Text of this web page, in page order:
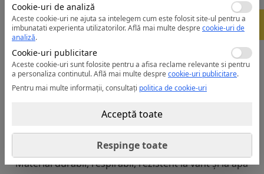
• Manșete cu prindere tip arici pentru o fixare sigură
• Protecție pentru bărbie cu clapetă interioară
împotriva vântului pentru confort suplimentar
• Acces pentru imprimare și personalizare corporate
• 3 buzunare pentru depozitare generoasă
• Buzunare cu fermoar
• Certificare CE
fără PFAS – apa se scurge de pe suprafața materialului
• Impermeabilă, cu cusături lipite ce previn
• Material durabil, respirabil, rezistent la vânt și la apă
Cookie-uri de analiză
Aceste cookie-uri ne ajuta sa intelegem cum este folosit site-ul pentru a
imbunatati experienta utilizatorilor.Află mai multe desprecookie-uri de
analiză.
Cookie-uri publicitare
Aceste cookie-uri sunt folosite pentru a afisa reclame relevante si pentru
a personaliza continutul.Află mai multe desprecookie-uri publicitare.
Pentru mai multe informații, consultați politica de cookie-uri
Respinge toate
Acceptă toate